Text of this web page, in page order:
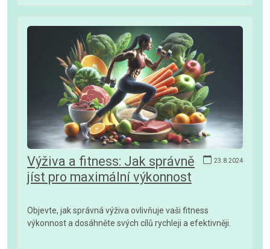
23.8.2024
Výživa a fitness: Jak správně
jíst pro maximální výkonnost
Objevte, jak správná výživa ovlivňuje vaši fitness
výkonnost a dosáhněte svých cílů rychleji a efektivněji.